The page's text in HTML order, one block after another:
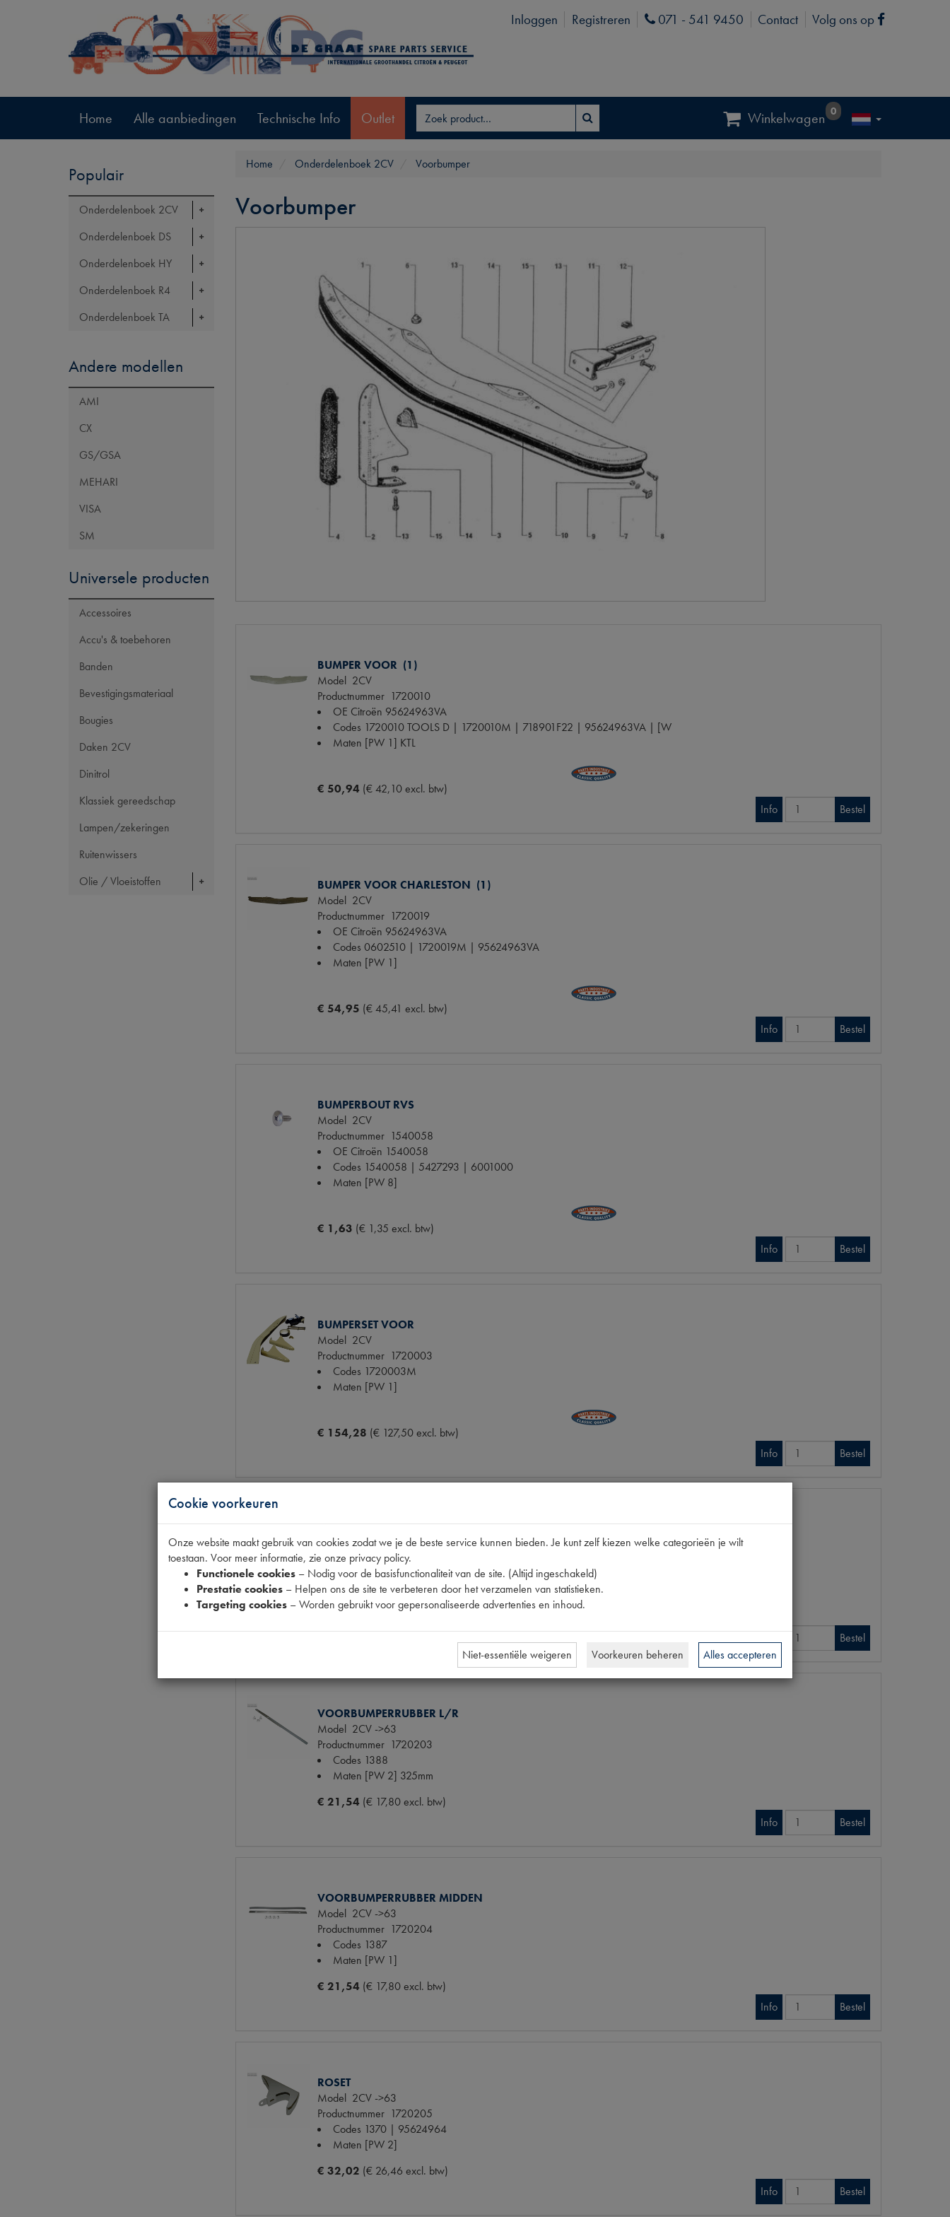
Inloggen Registreren Phone
071 - 541 9450 Contact Volg ons op Facebook
Home Alle aanbiedingen Technische Info Outlet Winkelwagen 0
Populair
Onderdelenboek 2CV
Onderdelenboek DS
Onderdelenboek HY
Onderdelenboek R4
Onderdelenboek TA
Andere modellen
AMI
CX
GS/GSA
MEHARI
VISA
SM
Universele producten
Accessoires
Accu's & toebehoren
Banden
Bevestigingsmateriaal
Bougies
Daken 2CV
Dinitrol
Klassiek gereedschap
Lampen/zekeringen
Ruitenwissers
Olie / Vloeistoffen
Home Onderdelenboek 2CV Voorbumper
Voorbumper
BUMPER VOOR (1)
Model 2CV
Productnummer 1720010
OE Citroën 95624963VA
Codes 1720010 TOOLS D | 1720010M | 718901F22 | 95624963VA | [W
Maten [PW 1] KTL
€ 50,94 (€ 42,10 excl. btw)
Info
Bestel
BUMPER VOOR CHARLESTON (1)
Model 2CV
Productnummer 1720019
OE Citroën 95624963VA
Codes 0602510 | 1720019M | 95624963VA
Maten [PW 1]
€ 54,95 (€ 45,41 excl. btw)
Info
Bestel
BUMPERBOUT RVS
Model 2CV
Productnummer 1540058
OE Citroën 1540058
Codes 1540058 | 5427293 | 6001000
Maten [PW 8]
€ 1,63 (€ 1,35 excl. btw)
Info
Bestel
BUMPERSET VOOR
Model 2CV
Productnummer 1720003
Codes 1720003M
Maten [PW 1]
€ 154,28 (€ 127,50 excl. btw)
Info
Bestel
BUMPER VOOR
Model2CV ->63
Productnummer 1720005
CodesADI.1242
Maten [PW 1]
Bestel
VOORBUMPERRUBBER L/R
Model 2CV ->63
Productnummer 1720203
Codes 1388
Maten [PW 2] 325mm
€ 21,54 (€ 17,80 excl. btw)
Info
Bestel
VOORBUMPERRUBBER MIDDEN
Model 2CV ->63
Productnummer 1720204
Codes 1387
Maten [PW 1]
€ 21,54 (€ 17,80 excl. btw)
Info
Bestel
ROSET
Model 2CV ->63
Productnummer 1720205
Codes 1370 | 95624964
Maten [PW 2]
€ 32,02 (€ 26,46 excl. btw)
Info
Bestel
Cookie voorkeuren
Onze website maakt gebruik van cookies zodat we je de beste service kunnen bieden. Je kunt zelf kiezen welke categorieën je wilt
toestaan. Voor meer informatie, zie onze privacy policy.
Functionele cookies – Nodig voor de basisfunctionaliteit van de site. (Altijd ingeschakeld)
Prestatie cookies – Helpen ons de site te verbeteren door het verzamelen van statistieken.
Targeting cookies – Worden gebruikt voor gepersonaliseerde advertenties en inhoud.
Niet-essentiële weigeren Voorkeuren beheren Alles accepteren